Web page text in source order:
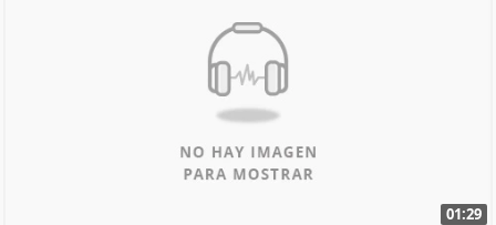
01:29